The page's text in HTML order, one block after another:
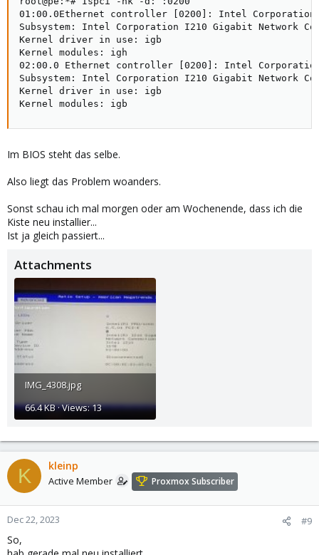
01:00.0Ethernet controller [0200]: Intel Corporation
Subsystem: Intel Corporation I210 Gigabit Network
Kernel driver in use: igb
Kernel modules: igh
02:00.0 Ethernet controller [0200]: Intel
Subsystem: Intel Corporation I210 Gigabit Network
Kernel driver in use: igb
Kernel modules: igb
Im BIOS steht das selbe.
Also liegt das Problem woanders.
Sonst schau ich mal morgen oder am Wochenende, dass ich die
Kiste neu installier...
Ist ja gleich passiert...
Attachments
IMG_4308.jpg
66.4 KB · Views: 13
K kleinp
Active Member Proxmox Subscriber
Dec 22, 2023 #9
So,